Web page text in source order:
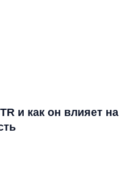
и как он влияет на